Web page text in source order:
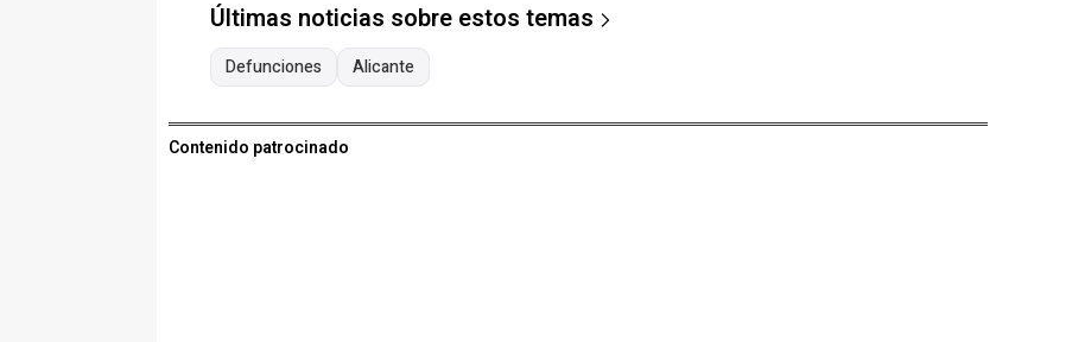
Últimas noticias sobre estos temas
Defunciones Alicante
Contenido patrocinado